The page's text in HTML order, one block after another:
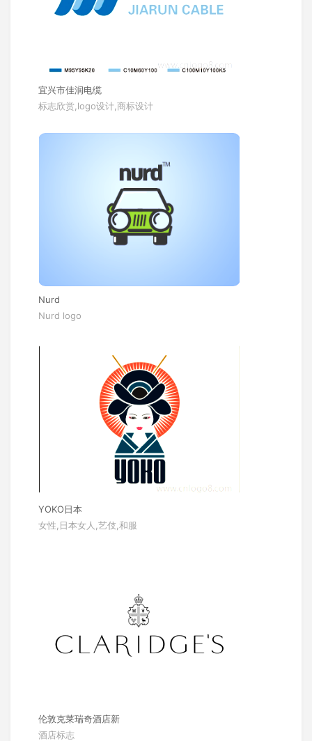
宜兴市佳润电缆
标志欣赏,logo设计,商标设计
Nurd
Nurd logo
YOKO日本
女性,日本女人,艺伎,和服
伦敦克莱瑞奇酒店新
酒店标志